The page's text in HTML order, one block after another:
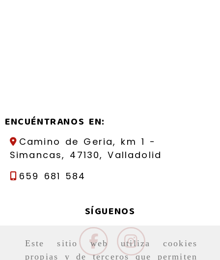
Este sitio web utiliza cookies
propias y de terceros que permiten
ENCUÉNTRANOS EN:
Camino de Geria, km 1 -
Simancas, 47130,Valladolid
659 681 584
SÍGUENOS